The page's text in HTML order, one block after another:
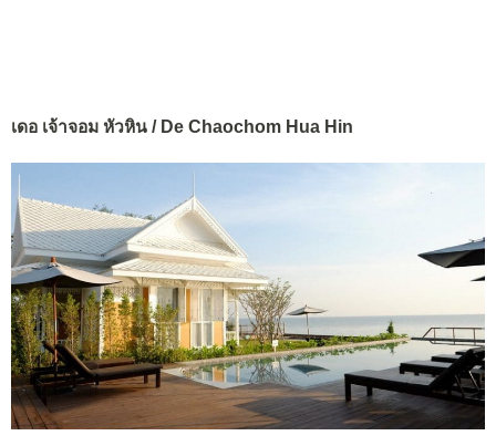
เดอ เจ้าจอม หัวหิน / De Chaochom Hua Hin